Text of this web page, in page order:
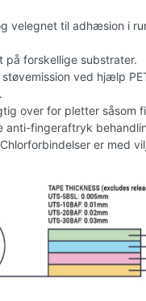
velegnet til adhæsion i
forskellige substrater.
støvemission ved hjælp
over for pletter såsom
anti-fingeraftryk
er med